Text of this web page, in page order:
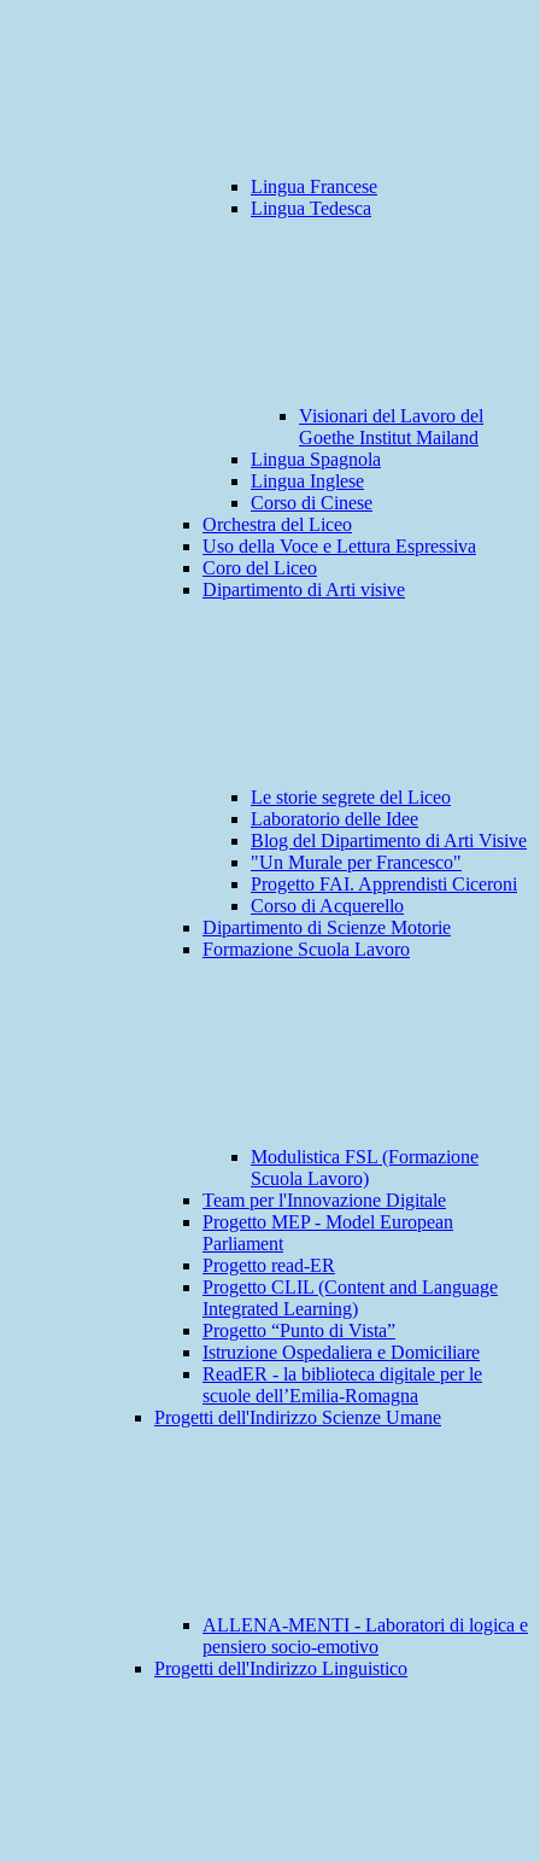
Lingua Francese
Lingua Tedesca
Visionari del Lavoro del
Goethe Institut Mailand
Lingua Spagnola
Lingua Inglese
Corso di Cinese
Orchestra del Liceo
Uso della Voce e Lettura Espressiva
Coro del Liceo
Dipartimento di Arti visive
Le storie segrete del Liceo
Laboratorio delle Idee
Blog del Dipartimento di Arti Visive
"Un Murale per Francesco"
Progetto FAI. Apprendisti Ciceroni
Corso di Acquerello
Dipartimento di Scienze Motorie
Formazione Scuola Lavoro
Modulistica FSL (Formazione
Scuola Lavoro)
Team per l'Innovazione Digitale
Progetto MEP - Model European
Parliament
Progetto read-ER
Progetto CLIL (Content and Language
Integrated Learning)
Progetto “Punto di Vista”
Istruzione Ospedaliera e Domiciliare
ReadER - la biblioteca digitale per le
scuole dell’Emilia-Romagna
Progetti dell'Indirizzo Scienze Umane
ALLENA-MENTI - Laboratori di logica e
pensiero socio-emotivo
Progetti dell'Indirizzo Linguistico